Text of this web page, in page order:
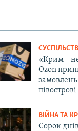
«Крим –
Ozon
півострові
ВІЙНА ТА
Сорок